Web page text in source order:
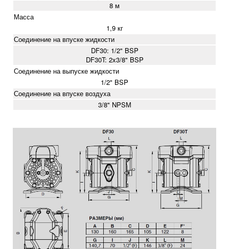
8 м
Масса
1,9 кг
Соединение на впуске жидкости
DF30: 1/2" BSP
DF30T: 2x3/8" BSP
Соединение на выпуске жидкости
1/2" BSP
Соединение на впуске воздуха
3/8" NPSМ